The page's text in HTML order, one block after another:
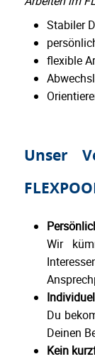
Stabiler
flexible
Unser
Wir
Du
Deinen
Kein